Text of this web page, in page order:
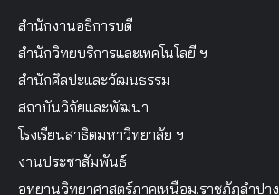
สำนักงานอธิการบดี
สำนักวิทยบริการและเทคโนโลยี ฯ
สำนักศิลปะและวัฒนธรรม
สถาบันวิจัยและพัฒนา
โรงเรียนสาธิตมหาวิทยาลัย ฯ
งานประชาสัมพันธ์
อุทยานวิทยาศาสตร์ภาคเหนือม.ราชภัฏลำปาง